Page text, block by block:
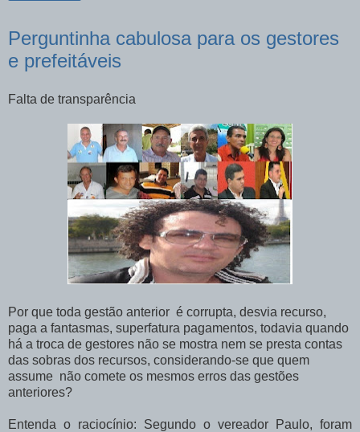
Perguntinha cabulosa para os gestores
e prefeitáveis
Falta de transparência
Por que toda gestão anterior é corrupta, desvia recurso,
paga a fantasmas, superfatura pagamentos, todavia quando
há a troca de gestores não se mostra nem se presta contas
das sobras dos recursos, considerando-se que quem
assume não comete os mesmos erros das gestões
anteriores?
Entenda o raciocínio: Segundo o vereador Paulo, foram